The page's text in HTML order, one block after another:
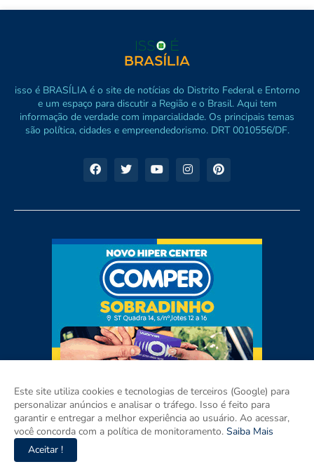
isso é BRASÍLIA é o site de notícias do Distrito Federal e Entorno
e um espaço para discutir a Região e o Brasil. Aqui tem
informação de verdade com imparcialidade. Os principais temas
são política, cidades e empreendedorismo. DRT 0010556/DF.
Este site utiliza cookies e tecnologias de terceiros (Google) para
personalizar anúncios e analisar o tráfego. Isso é feito para
garantir e entregar a melhor experiência ao usuário. Ao acessar,
você concorda com a política de monitoramento. Saiba Mais
Aceitar !